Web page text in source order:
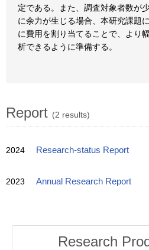
定である。また、調査対象者数が
に余力が生じる場合、本研究課題
に費用を割り当てることで、より
析できるように準備する。
Report (2 results)
2024 Research-status Report
2023 Annual Research Report
Research